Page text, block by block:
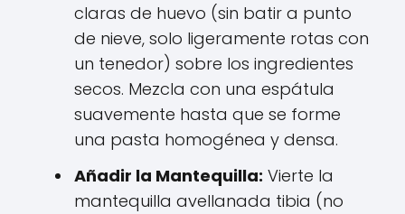
claras de huevo (sin batir a punto
de nieve, solo ligeramente rotas con
un tenedor) sobre los ingredientes
secos. Mezcla con una espátula
suavemente hasta que se forme
una pasta homogénea y densa.
Añadir la Mantequilla: Vierte la
mantequilla avellanada tibia (no